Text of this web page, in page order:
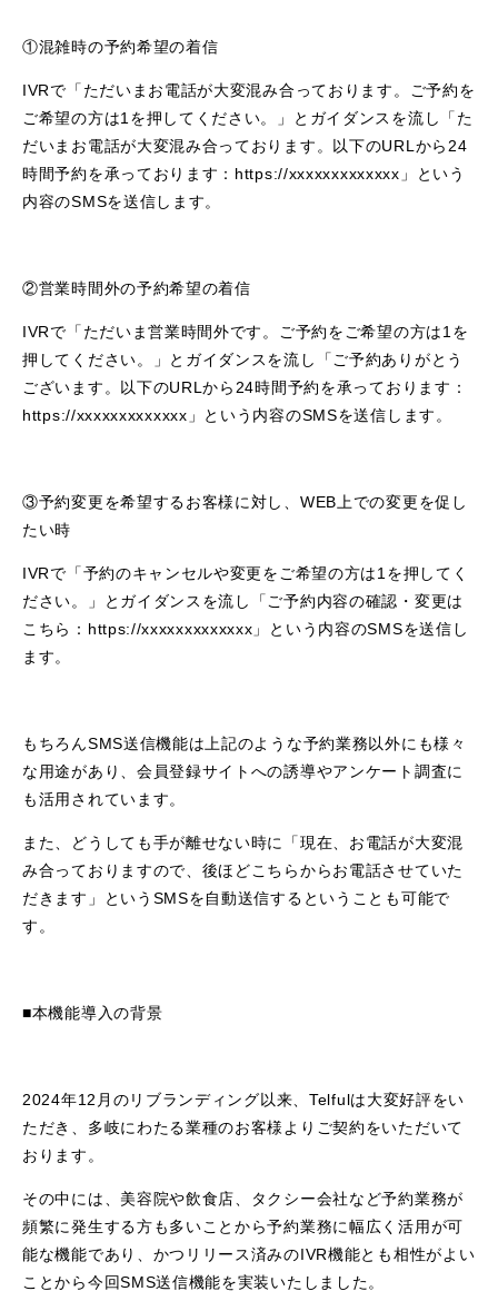
①混雑時の予約希望の着信
IVRで「ただいまお電話が大変混み合っております。ご予約を
ご希望の方は1を押してください。」とガイダンスを流し「た
だいまお電話が大変混み合っております。以下のURLから24
時間予約を承っております：https://xxxxxxxxxxxxx」という
内容のSMSを送信します。
②営業時間外の予約希望の着信
IVRで「ただいま営業時間外です。ご予約をご希望の方は1を
押してください。」とガイダンスを流し「ご予約ありがとう
ございます。以下のURLから24時間予約を承っております：
https://xxxxxxxxxxxxx」という内容のSMSを送信します。
③予約変更を希望するお客様に対し、WEB上での変更を促し
たい時
IVRで「予約のキャンセルや変更をご希望の方は1を押してく
ださい。」とガイダンスを流し「ご予約内容の確認・変更は
こちら：https://xxxxxxxxxxxxx」という内容のSMSを送信し
ます。
もちろんSMS送信機能は上記のような予約業務以外にも様々
な用途があり、会員登録サイトへの誘導やアンケート調査に
も活用されています。
また、どうしても手が離せない時に「現在、お電話が大変混
み合っておりますので、後ほどこちらからお電話させていた
だきます」というSMSを自動送信するということも可能で
す。
■本機能導入の背景
2024年12月のリブランディング以来、Telfulは大変好評をい
ただき、多岐にわたる業種のお客様よりご契約をいただいて
おります。
その中には、美容院や飲食店、タクシー会社など予約業務が
頻繁に発生する方も多いことから予約業務に幅広く活用が可
能な機能であり、かつリリース済みのIVR機能とも相性がよい
ことから今回SMS送信機能を実装いたしました。